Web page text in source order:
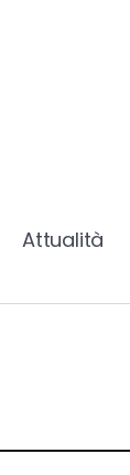
Attualità